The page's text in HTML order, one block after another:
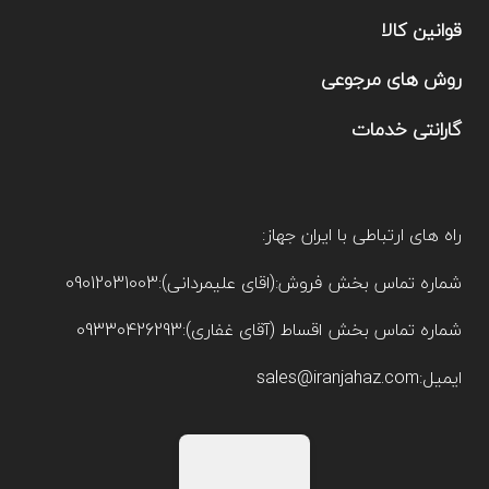
قوانین کالا
روش های مرجوعی
گارانتی خدمات
راه های ارتباطی با ایران جهاز:
شماره تماس بخش فروش:(اقای علیمردانی):09012031003
شماره تماس بخش اقساط (آقای غفاری):09330426293
ایمیل:sales@iranjahaz.com